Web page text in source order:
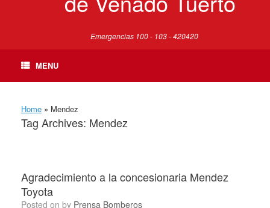
Emergencias 100 - 103 - 420420
MENU
Home » Mendez
Tag Archives: Mendez
Agradecimiento a la concesionaria Mendez
Toyota
Posted on by Prensa Bomberos